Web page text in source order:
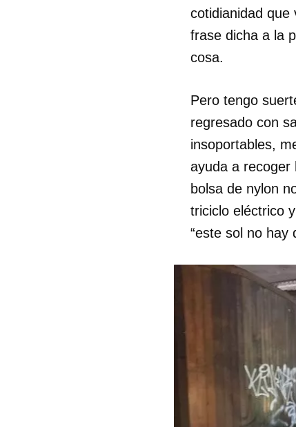
cotidianidad que
frase dicha a la
cosa.
Pero tengo
regresado con
insoportables,
ayuda a recoger
bolsa de nylon
triciclo eléctrico
“este sol no hay